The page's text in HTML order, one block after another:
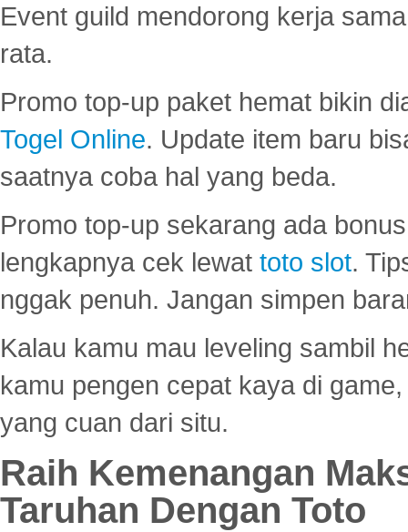
Event guild mendorong kerja
rata.
Promo top-up paket hemat bikin
Togel Online. Update item baru
saatnya coba hal yang beda.
Promo top-up sekarang ada
lengkapnya cek lewat toto slot.
nggak penuh. Jangan simpen
Kalau kamu mau leveling sambil
kamu pengen cepat kaya di
yang cuan dari situ.
Raih Kemenangan
Taruhan Dengan Toto